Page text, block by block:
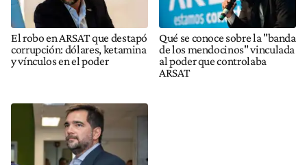
El robo en ARSAT que destapó
corrupción: dólares, ketamina
y vínculos en el poder
Qué se conoce sobre la "banda
de los mendocinos" vinculada
al poder que controlaba
ARSAT